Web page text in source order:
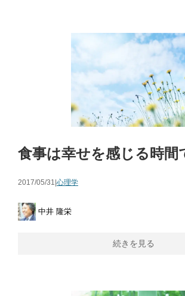
食事は幸せを感じる時間
2017/05/31| 心理学
中井 隆栄
続きを見る